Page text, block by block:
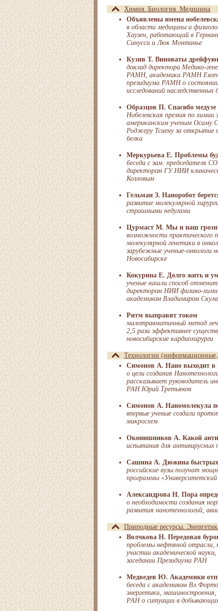
Химия. Биология. Медицина
Объявлены имена
в области медицины и
Хаузен, работающий в
Синусси и Люк Монтанье
Кузив Т. Виноваты
доклад директора Медико-
РАМН, академика РАМН
президиума РАМН о состоянии
исследований наследственных
Образцов П. Спасибо
Нобелевская премия по химии
американским ученым Осаму
Роджеру Тсиену за открытие
белка
Меркурьева Е. Проблемы
беседа с зам.
директором ГУ НИИ
Козловым
Гельман З. Наноробот
развитие молекулярной
страшными недугами
Цурмаст М. Мы и наш
возможности практического
молекулярной генетики в
зарубежные ученые-онкологи
Новосибирске
Кокурина Е. Долго жить и
ученые нашли способ
директором НИИ физико-
академиком Владимиром
Ритм выправят током
малотравматичный метод
2,5 раза эффективнее
новосибирские кардиохирурги
Технологии
Симонов А. Нано выходит в
о цели создания
рассказывает руководитель
РАН Юрий Третьяков
Симонов А. Наномолекула
впервые ученые создали
микросхем
Оконишников А. Какой
испытания для антивирусных
Сашина А. Дюжина быстрых
российские вузы получат
программы
Александрова Н. Пора
о необходимости создания
развития нанотехнологий,
Природные ресурсы.
Волчкова Н. Передовая
проблемы нефтяной
участии академической
заседании Президиума РАН
Медведев Ю. Академики
беседа с академиком
энергетики, машиностроения,
РАН о ситуации в